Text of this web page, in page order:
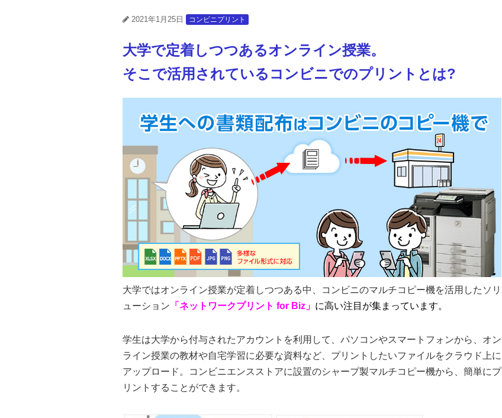
2021年1月25日 コンビニプリント
大学で定着しつつあるオンライン授業。
そこで活用されているコンビニでのプリントとは?
大学ではオンライン授業が定着しつつある中、コンビニのマルチコピー機を活用したソリ
ューション 「ネットワークプリント for Biz」 に高い注目が集まっています。
学生は大学から付与されたアカウントを利用して、パソコンやスマートフォンから、オン
ライン授業の教材や自宅学習に必要な資料など、プリントしたいファイルをクラウド上に
アップロード。コンビニエンスストアに設置のシャープ製マルチコピー機から、簡単にプ
リントすることができます。